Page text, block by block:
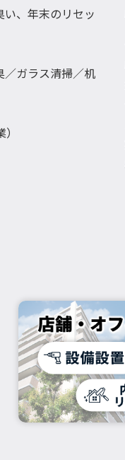
、年末のリセッ
／ガラス清掃／机